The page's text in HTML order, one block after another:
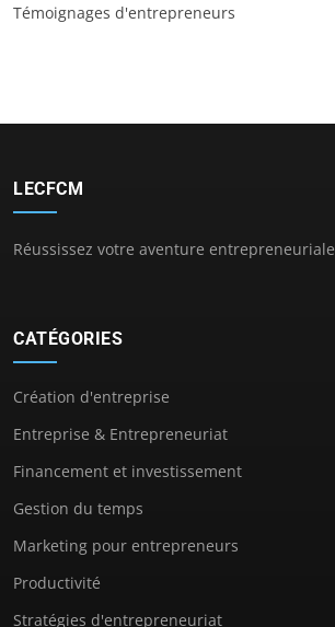
Témoignages d'entrepreneurs
LECFCM
Réussissez votre aventure entrepreneuriale
CATÉGORIES
Création d'entreprise
Entreprise & Entrepreneuriat
Financement et investissement
Gestion du temps
Marketing pour entrepreneurs
Productivité
Stratégies d'entrepreneuriat